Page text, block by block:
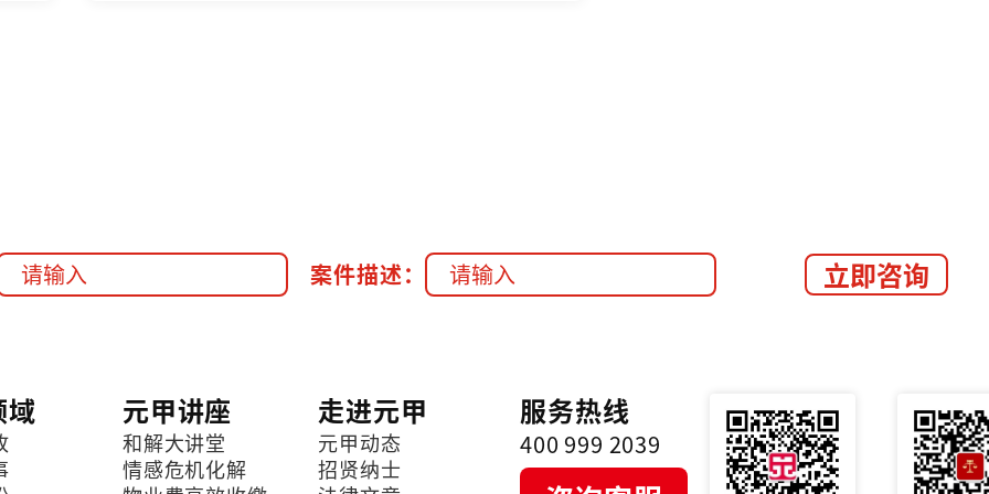
案件描述： 立即咨询
域 元甲讲座
和解大讲堂
情感危机化解
走进元甲
元甲动态
招贤纳士
服务热线
400 999 2039